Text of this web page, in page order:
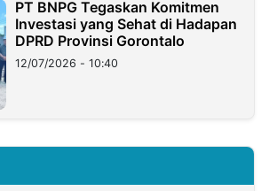
PT BNPG Tegaskan Komitmen
Investasi yang Sehat di Hadapan
DPRD Provinsi Gorontalo
12/07/2026 - 10:40